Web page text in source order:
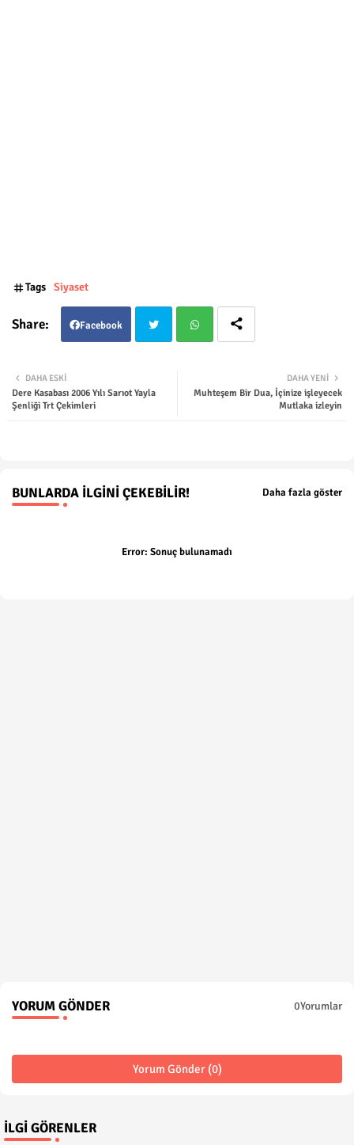
Tags Siyaset
Facebook
ter tsap
DAHA YENI
Muhteşem Bir Dua, İçinize işleyecek
Mutlaka izleyin
DAHA ESKI
Dere Kasabası 2006 Yılı Sarıot Yayla
Şenliği Trt Çekimleri
BUNLARDA İLGINI ÇEKEBILIR! Daha fazla göster
Error: Sonuç bulunamadı
YORUM GÖNDER 0Yorumlar
Yorum Gönder (0)
İLGI GÖRENLER